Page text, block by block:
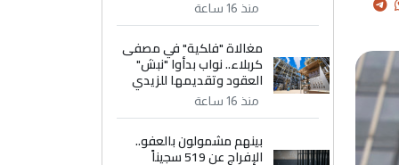
منذ 16 ساعة
مغالاة "فلكية" في مصفى
كربلاء.. نواب بدأوا "نبش"
العقود وتقديمها للزيدي
منذ 16 ساعة
بينهم مشمولون بالعفو..
الإفراج عن 519 سجيناً